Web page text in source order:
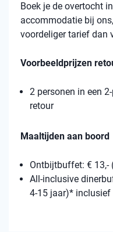
Boek je de overtocht
accommodatie bij
voordeliger tarief dan
Voorbeeldprijzen
2 personen in een
retour
Maaltijden aan boord
Ontbijtbuffet: € 13,-
All-inclusive
4-15 jaar)* inclusief